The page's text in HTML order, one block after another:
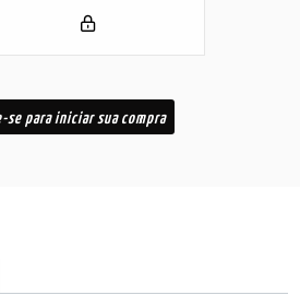
se para iniciar sua compra